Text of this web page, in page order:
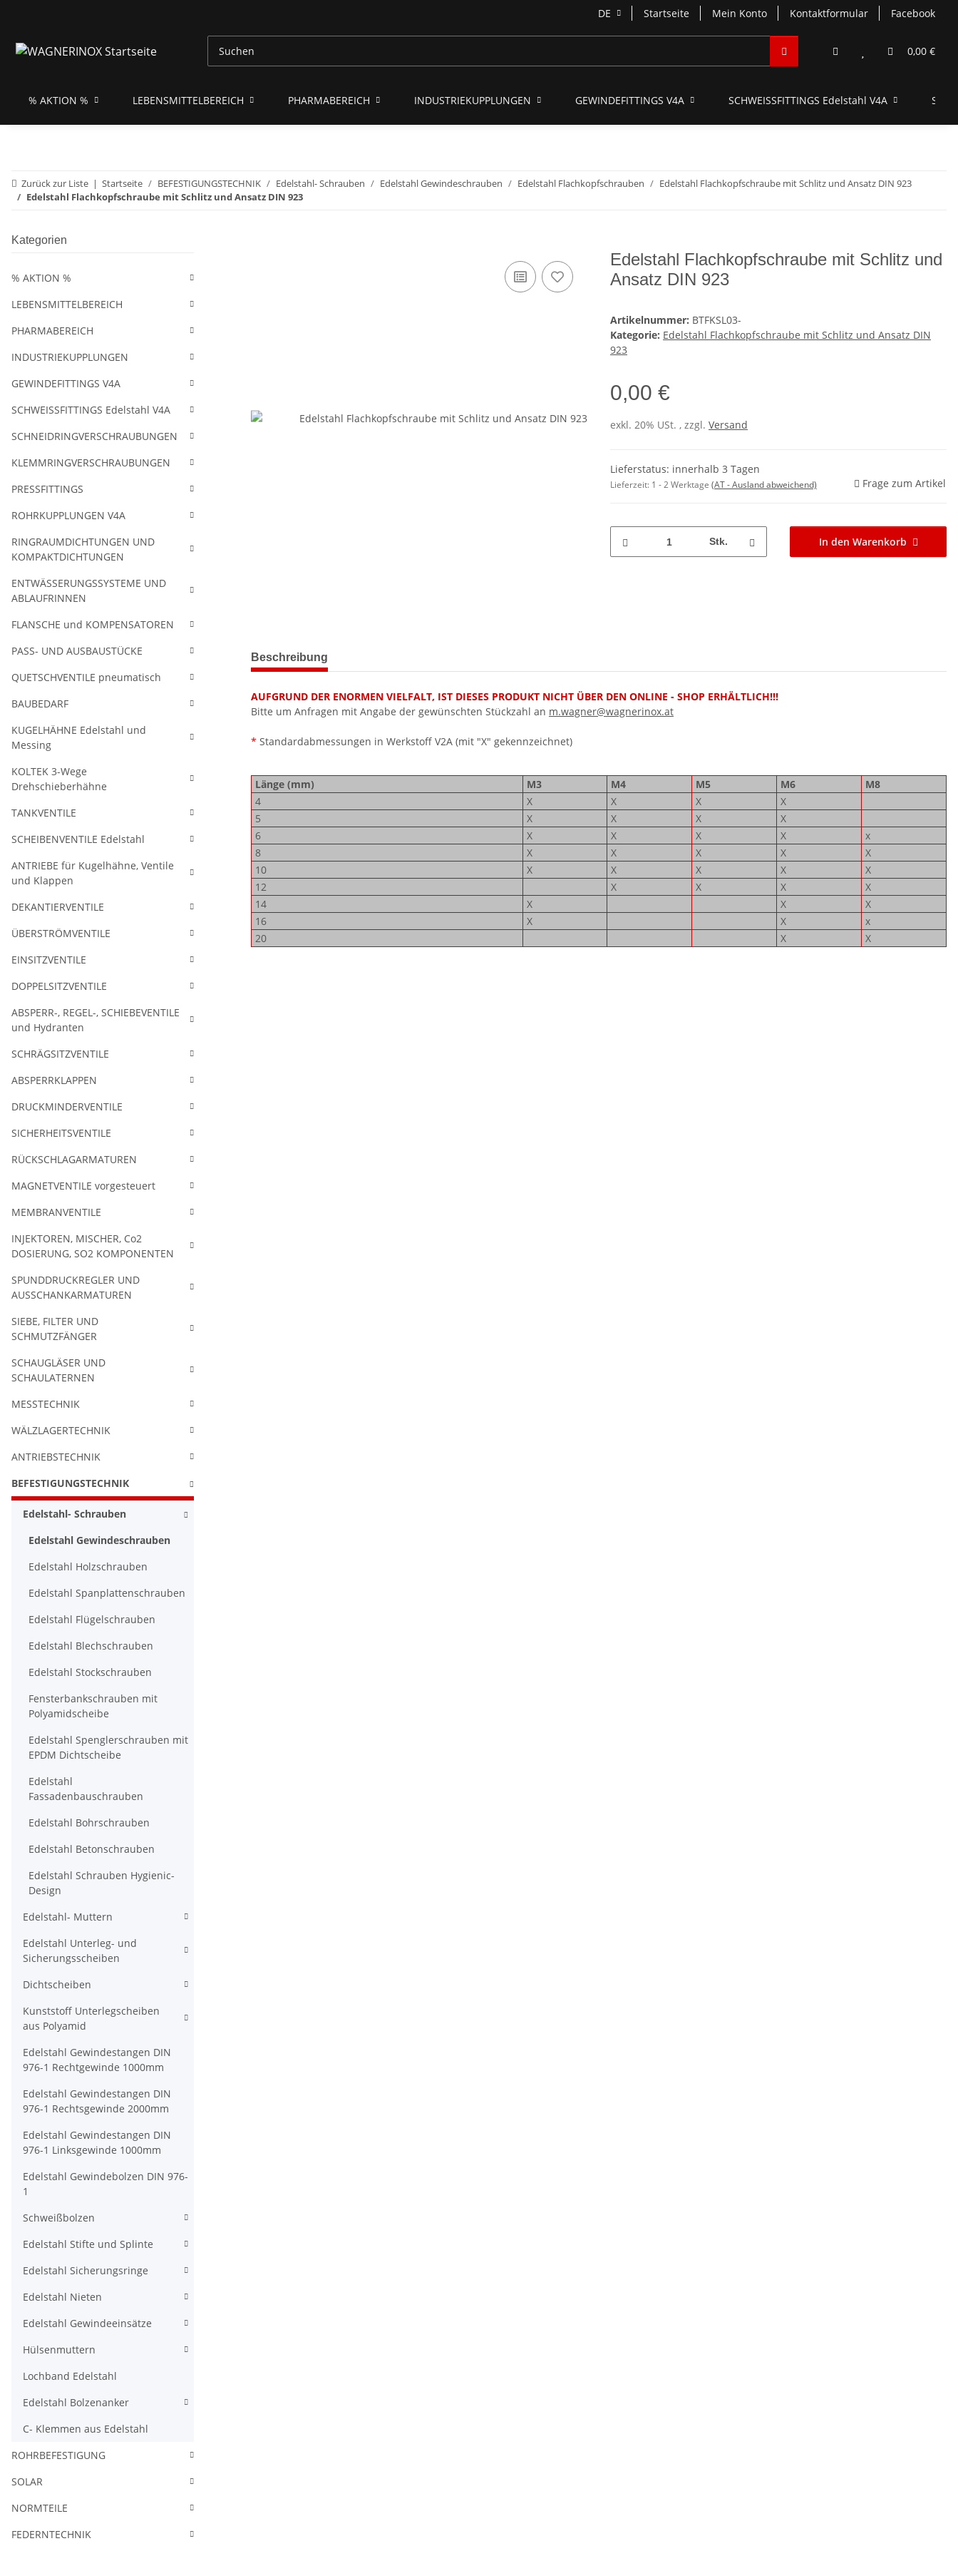
DE Startseite Mein Konto Kontaktformular Facebook
0,00 €
% AKTION % LEBENSMITTELBEREICH PHARMABEREICH INDUSTRIEKUPPLUNGEN GEWINDEFITTINGS V4A SCHWEISSFITTINGS Edelstahl V4A
Zurück zur Liste Startseite BEFESTIGUNGSTECHNIK Edelstahl- Schrauben Edelstahl Gewindeschrauben Edelstahl Flachkopfschrauben
Edelstahl Flachkopfschraube mit Schlitz und Ansatz DIN 923
Edelstahl Flachkopfschraube mit Schlitz und Ansatz DIN 923
Edelstahl Flachkopfschraube mit Schlitz und
Ansatz DIN 923
Artikelnummer: BTFKSL03-
Kategorie: Edelstahl Flachkopfschraube mit Schlitz und Ansatz DIN
923
0,00 €
exkl. 20% USt. , zzgl. Versand
Lieferstatus: innerhalb 3 Tagen
Lieferzeit: 1 - 2 Werktage (AT - Ausland abweichend) Frage zum Artikel
Stk. In den Warenkorb
weitere Registerkarten anzeigen
Beschreibung
AUFGRUND DER ENORMEN VIELFALT, IST DIESES PRODUKT NICHT ÜBER DEN ONLINE - SHOP ERHÄLTLICH!!!
Bitte um Anfragen mit Angabe der gewünschten Stückzahl an m.wagner@wagnerinox.at
* Standardabmessungen in Werkstoff V2A (mit "X" gekennzeichnet)
Länge (mm) M3 M4 M5 M6
M8
4
X X X
X
5
X X X
X
6
X X X X
x
8
X X X X
X
10
X X X X
X
12
X X X
X
14
X X
X
16
X X
x
20
X X
Kategorien
% AKTION %
LEBENSMITTELBEREICH
PHARMABEREICH
INDUSTRIEKUPPLUNGEN
GEWINDEFITTINGS V4A
SCHWEISSFITTINGS Edelstahl V4A
SCHNEIDRINGVERSCHRAUBUNGEN
KLEMMRINGVERSCHRAUBUNGEN
PRESSFITTINGS
ROHRKUPPLUNGEN V4A
RINGRAUMDICHTUNGEN UND
KOMPAKTDICHTUNGEN
ENTWÄSSERUNGSSYSTEME UND
ABLAUFRINNEN
FLANSCHE und KOMPENSATOREN
PASS- UND AUSBAUSTÜCKE
QUETSCHVENTILE pneumatisch
BAUBEDARF
KUGELHÄHNE Edelstahl und
Messing
KOLTEK 3-Wege
Drehschieberhähne
TANKVENTILE
SCHEIBENVENTILE Edelstahl
ANTRIEBE für Kugelhähne, Ventile
und Klappen
DEKANTIERVENTILE
ÜBERSTRÖMVENTILE
EINSITZVENTILE
DOPPELSITZVENTILE
ABSPERR-, REGEL-, SCHIEBEVENTILE
und Hydranten
SCHRÄGSITZVENTILE
ABSPERRKLAPPEN
DRUCKMINDERVENTILE
SICHERHEITSVENTILE
RÜCKSCHLAGARMATUREN
MAGNETVENTILE vorgesteuert
MEMBRANVENTILE
INJEKTOREN, MISCHER, Co2
DOSIERUNG, SO2 KOMPONENTEN
SPUNDDRUCKREGLER UND
AUSSCHANKARMATUREN
SIEBE, FILTER UND
SCHMUTZFÄNGER
SCHAUGLÄSER UND
SCHAULATERNEN
MESSTECHNIK
WÄLZLAGERTECHNIK
ANTRIEBSTECHNIK
BEFESTIGUNGSTECHNIK
Edelstahl- Schrauben
Edelstahl Gewindeschrauben
Edelstahl Holzschrauben
Edelstahl Spanplattenschrauben
Edelstahl Flügelschrauben
Edelstahl Blechschrauben
Edelstahl Stockschrauben
Fensterbankschrauben mit
Polyamidscheibe
Edelstahl Spenglerschrauben mit
EPDM Dichtscheibe
Edelstahl
Fassadenbauschrauben
Edelstahl Bohrschrauben
Edelstahl Betonschrauben
Edelstahl Schrauben Hygienic-
Design
Edelstahl- Muttern
Edelstahl Unterleg- und
Sicherungsscheiben
Dichtscheiben
Kunststoff Unterlegscheiben
aus Polyamid
Edelstahl Gewindestangen DIN
976-1 Rechtgewinde 1000mm
Edelstahl Gewindestangen DIN
976-1 Rechtsgewinde 2000mm
Edelstahl Gewindestangen DIN
976-1 Linksgewinde 1000mm
Edelstahl Gewindebolzen DIN 976-
1
Schweißbolzen
Edelstahl Stifte und Splinte
Edelstahl Sicherungsringe
Edelstahl Nieten
Edelstahl Gewindeeinsätze
Hülsenmuttern
Lochband Edelstahl
Edelstahl Bolzenanker
C- Klemmen aus Edelstahl
ROHRBEFESTIGUNG
SOLAR
NORMTEILE
FEDERNTECHNIK